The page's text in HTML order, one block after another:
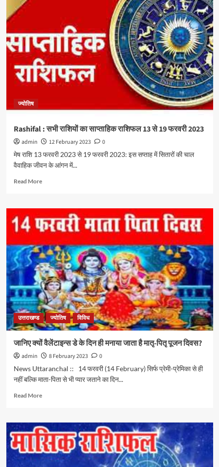
ज्योतिष
Rashifal : सभी राशियों का साप्ताहिक राशिफल 13 से 19 फरवरी 2023
admin 12 February 2023
0
मेष राशि 13 फरवरी 2023 से 19 फरवरी 2023: इस सप्ताह में सितारों की चाल
वैवाहिक जीवन के आंगन में...
Read More
उत्तराखण्ड ज्योतिष विविध
जानिए क्यों वैलेंटाइन्स डे के दिन ही मनाया जाता है मातृ-पितृ पूजन दिवस?
admin 8 February 2023
0
News Uttaranchal :: 14 फरवरी (14 February) सिर्फ प्रेमी-प्रेमिका से ही
नहीं बल्कि माता-पिता से भी प्यार जताने का दिन...
Read More